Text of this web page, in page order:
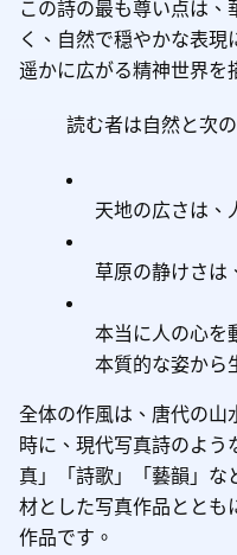
この詩の最も尊い点は
く、自然で穏やかな表
遥かに広がる精神世界を
読む者は自然と次
天地の広さは、
草原の静けさは
本当に人の心を
本質的な姿から
全体の作風は、唐代の山
時に、現代写真詩のよう
真」「詩歌」「藝韻」な
材とした写真作品ととも
作品です。